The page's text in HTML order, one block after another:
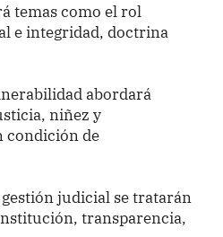
temas como el rol
e integridad, doctrina
abordará
niñez y
condición de
judicial se tratarán
transparencia,